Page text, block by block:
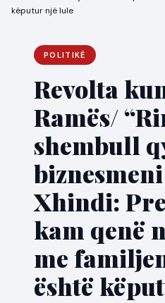
këputur një lule
POLITIKË
Revolta
Ramës/
shembull
Xhindi:
kam qenë
me
është